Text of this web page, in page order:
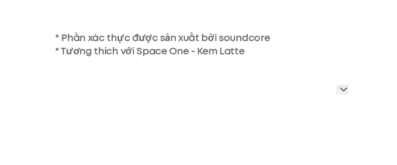
* Phần xác thực được sản xuất bởi soundcore
* Tương thích với Space One - Kem Latte